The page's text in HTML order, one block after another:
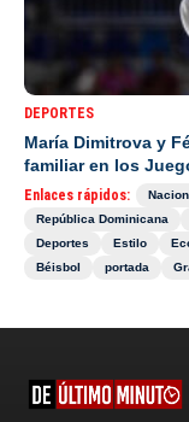
DEPORTES
María Dimitrova y
familiar en los
Enlaces rápidos:
República Dominicana
Deportes
Estilo
Béisbol
portada